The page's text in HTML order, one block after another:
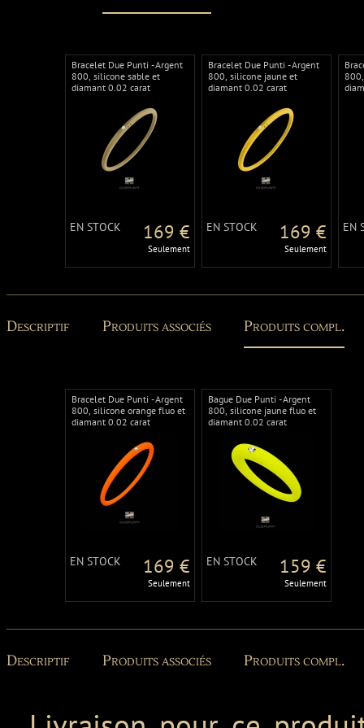
Bracelet Due Punti - Argent
800, silicone sable et
diamant 0.02 carat
EN STOCK 169 €
Seulement
Bracelet Due Punti - Argent
800, silicone jaune et
diamant 0.02 carat
EN STOCK 169 €
Seulement
EN
Descriptif Produits associés Produits compl.
Bracelet Due Punti - Argent
800, silicone orange fluo et
diamant 0.02 carat
EN STOCK 169 €
Seulement
Bague Due Punti - Argent
800, silicone jaune fluo et
diamant 0.02 carat
EN STOCK 159 €
Seulement
Descriptif Produits associés Produits compl.